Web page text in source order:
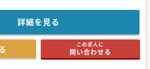
患者様の増加に直接応えるため、訪問診
充する体制強化の募集となります。
問わず幅広い専門知識を活かし、地域の
機能を引き上げる人材を求めています。
療への貢献を基盤とし、専任医師をお迎
な在宅サポートを実現させます。
詳細を見る
この求人に
問い合わせる